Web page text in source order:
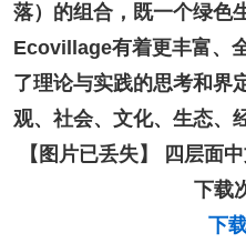
落）的组合，既一个绿色
Ecovillage有着更丰富、
了理论与实践的思考和界
观、社会、文化、生态、
【图片已丢失】
四层面
下载
下